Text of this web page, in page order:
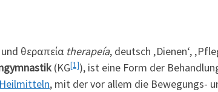
θεραπεία therapeía, deutsch ‚Dienen‘,
(KG[1]), ist eine Form der
Heilmitteln, mit der vor allem die Bewegungs-